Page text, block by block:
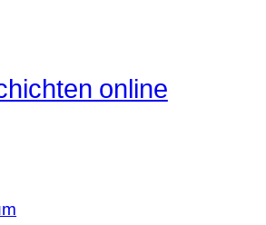
online